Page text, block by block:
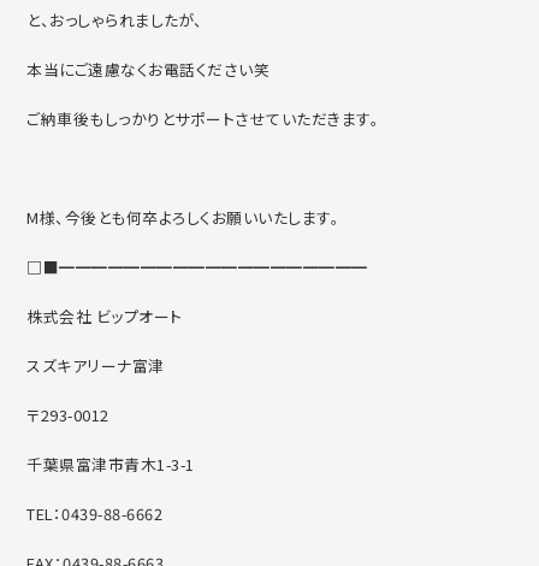
と、おっしゃられましたが、
本当にご遠慮なくお電話ください笑
ご納車後もしっかりとサポートさせていただきます。
M様、今後とも何卒よろしくお願いいたします。
□■━━━━━━━━━━━━━━━━━━━
株式会社 ビップオート
スズキアリーナ富津
〒293-0012
千葉県富津市青木1-3-1
TEL：0439-88-6662